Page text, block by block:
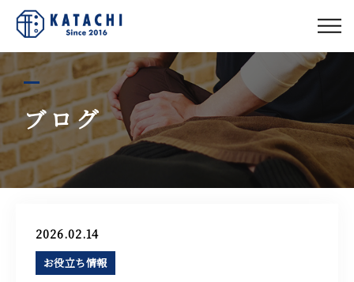
ブログ
2026.02.14
お役立ち情報
私たちについて
コース紹介